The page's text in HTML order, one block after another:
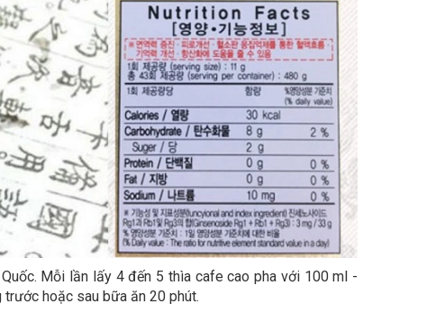
Mỗi lần lấy 4 đến 5 thìa cafe cao pha với 100 ml -
hoặc sau bữa ăn 20 phút.